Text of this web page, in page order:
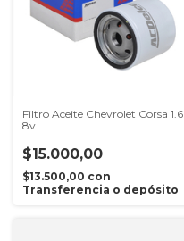
Filtro Aceite Chevrolet Corsa 1.6
8v
$15.000,00
$13.500,00 con
Transferencia o depósito